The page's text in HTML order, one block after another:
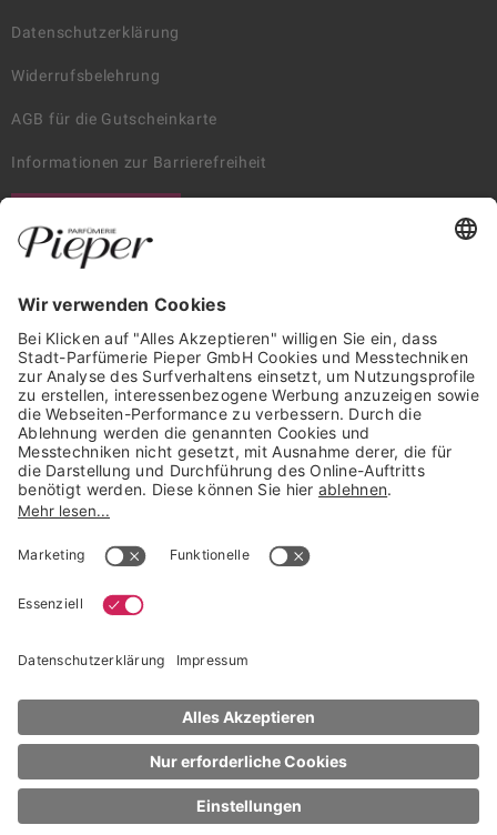
Peach Bodymist
236 ml UVP* € 38,99 € 22,89
Datenschutzerklärung
Widerrufsbelehrung
AGB für die Gutscheinkarte
Informationen zur Barrierefreiheit
Trusted Shops Mitglied seit 2010
* unverbindliche Preisempfehlung der Verbundgruppe beauty alliance
NACH OBEN